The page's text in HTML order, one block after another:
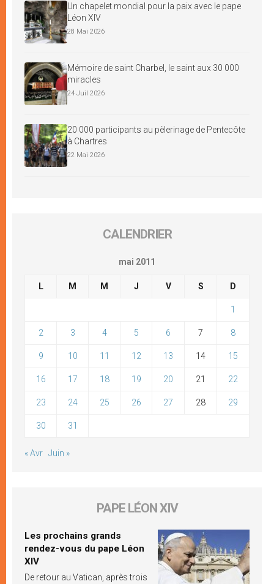
Un chapelet mondial pour la paix avec le pape
Léon XIV
28 Mai 2026
Mémoire de saint Charbel, le saint aux 30 000
miracles
24 Juil 2026
20 000 participants au pèlerinage de Pentecôte
à Chartres
22 Mai 2026
CALENDRIER
mai 2011
L M M J V S D
1
2 3 4 5 6 7 8
9 10 11 12 13 14 15
16 17 18 19 20 21 22
23 24 25 26 27 28 29
30 31
« Avr Juin »
PAPE LÉON XIV
Les prochains grands
rendez-vous du pape Léon
XIV
De retour au Vatican, après trois